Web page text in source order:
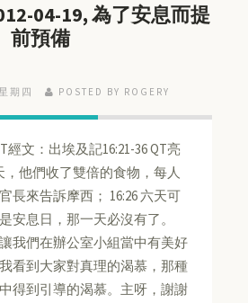
04-19, 為了安息而提
前預備
期四 POSTED BY ROGERY
經文：出埃及記16:21-36 QT亮
，他們收了雙倍的食物，每人
長來告訴摩西； 16:26 六天可
安息日，那一天必沒有了。
我們在辦公室小組當中有美好
看到大家對真理的渴慕，那種
得到引導的渴慕。主呀，謝謝